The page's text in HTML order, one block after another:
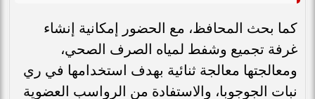
كما بحث المحافظ، مع الحضور إمكانية إنشاء
غرفة تجميع وشفط لمياه الصرف الصحي،
ومعالجتها معالجة ثنائية بهدف استخدامها في ري
نبات الجوجوبا، والاستفادة من الرواسب العضوية